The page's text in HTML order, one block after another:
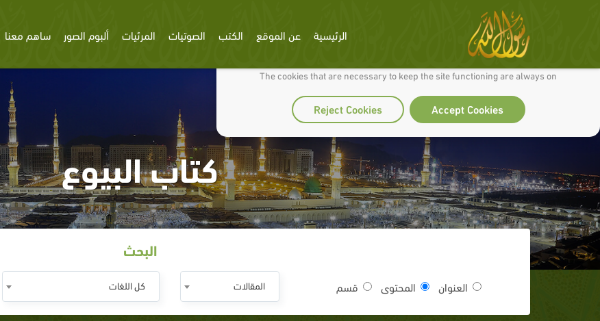
We use cookies to make our site work well for you and so we can continually improve it.
The cookies that are necessary to keep the site functioning are always on
Accept Cookies
Reject Cookies
الرئيسية عن الموقع الكتب الصوتيات المرئيات ألبوم الصور ساهم معنا
كتاب البيوع
البحث
العنوان المحتوى قسم المقالات كل اللغات